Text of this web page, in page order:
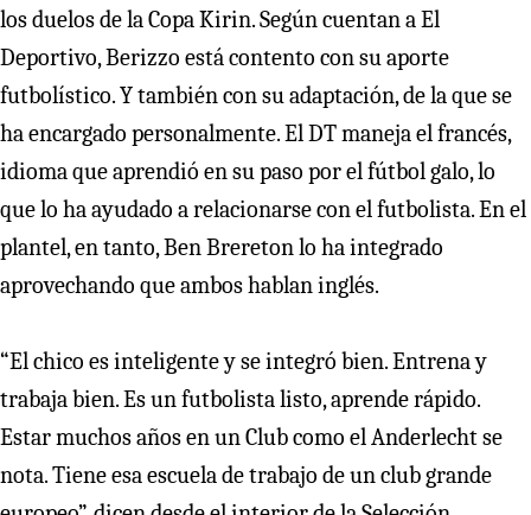
los duelos de la Copa Kirin. Según cuentan a El
Deportivo, Berizzo está contento con su aporte
futbolístico. Y también con su adaptación, de la que se
ha encargado personalmente. El DT maneja el francés,
idioma que aprendió en su paso por el fútbol galo, lo
que lo ha ayudado a relacionarse con el futbolista. En el
plantel, en tanto, Ben Brereton lo ha integrado
aprovechando que ambos hablan inglés.
“El chico es inteligente y se integró bien. Entrena y
trabaja bien. Es un futbolista listo, aprende rápido.
Estar muchos años en un Club como el Anderlecht se
nota. Tiene esa escuela de trabajo de un club grande